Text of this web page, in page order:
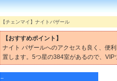
【チェンマイ】ナイトバザール
【おすすめポイント】
ナイト バザールへのアクセスも良く、便
置します。5つ星の384室があるので、
--